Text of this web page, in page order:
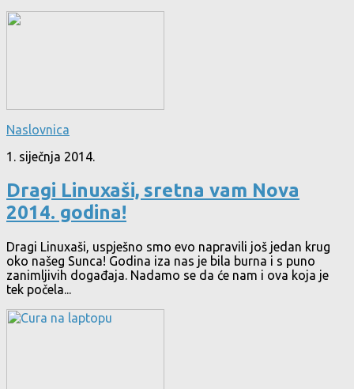
Naslovnica
1. siječnja 2014.
Dragi Linuxaši, sretna vam Nova
2014. godina!
Dragi Linuxaši, uspješno smo evo napravili još jedan krug
oko našeg Sunca! Godina iza nas je bila burna i s puno
zanimljivih događaja. Nadamo se da će nam i ova koja je
tek počela...